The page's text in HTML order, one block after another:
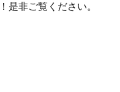
是非ご覧ください。